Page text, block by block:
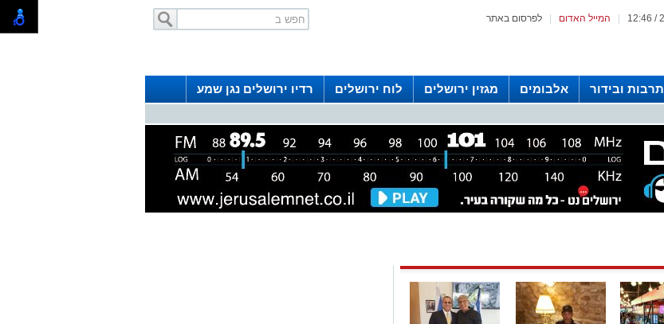
לפרסום באתר המייל האדום
תרבות ובידור אלבומים מגזין ירושלים לוח ירושלים
רדיו ירושלים נגן שמע